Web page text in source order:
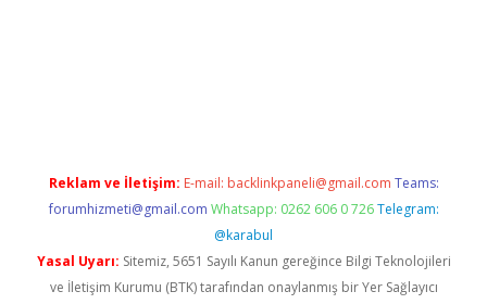
Reklam ve İletişim: E-mail: backlinkpaneli@gmail.com Teams:
forumhizmeti@gmail.com Whatsapp: 0262 606 0 726 Telegram:
@karabul
Yasal Uyarı: Sitemiz, 5651 Sayılı Kanun gereğince Bilgi Teknolojileri
ve İletişim Kurumu (BTK) tarafından onaylanmış bir Yer Sağlayıcı